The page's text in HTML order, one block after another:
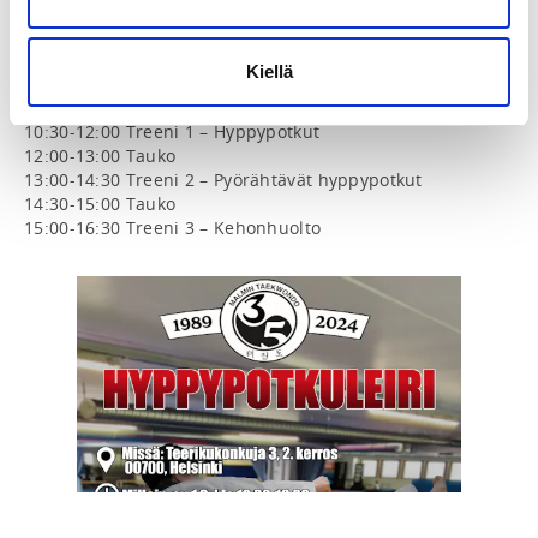
Kiellä
Kuka järjestää: Malmin Taekwondo
Ikäraja: vähintään 12-vuotiaat
Aikataulu:
10:30-12:00 Treeni 1 – Hyppypotkut
12:00-13:00 Tauko
13:00-14:30 Treeni 2 – Pyörähtävät hyppypotkut
14:30-15:00 Tauko